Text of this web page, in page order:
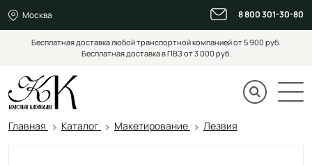
Москва 8 800 301-30-80
Бесплатная доставка любой транспортной компанией от 5 900 руб.
Бесплатная доставка в ПВЗ от 3 000 руб.
Главная Каталог Макетирование Лезвия